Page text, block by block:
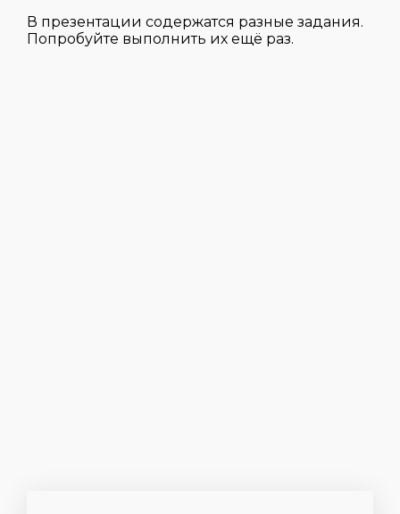
В презентации содержатся разные задания.
Попробуйте выполнить их ещё раз.